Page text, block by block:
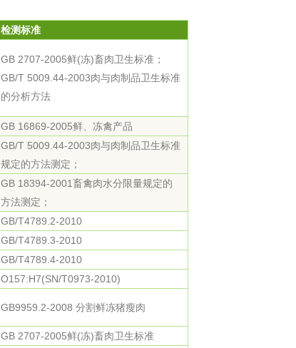
检测标准
GB 2707-2005鲜(冻)畜肉卫生标准；
GB/T 5009.44-2003肉与肉制品卫生标准
的分析方法
GB 16869-2005鲜、冻禽产品
GB/T 5009.44-2003肉与肉制品卫生标准
规定的方法测定；
GB 18394-2001畜禽肉水分限量规定的
方法测定；
GB/T4789.2-2010
GB/T4789.3-2010
GB/T4789.4-2010
O157:H7(SN/T0973-2010)
GB9959.2-2008 分割鲜冻猪瘦肉
GB 2707-2005鲜(冻)畜肉卫生标准